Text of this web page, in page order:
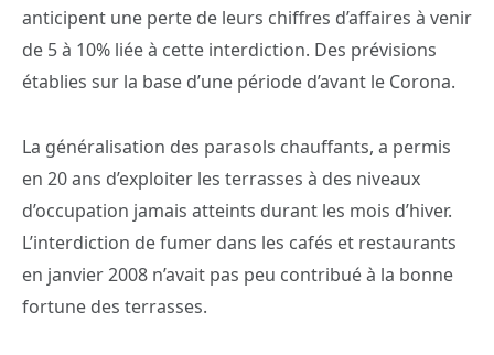
anticipent une perte de leurs chiffres d’affaires à venir
de 5 à 10% liée à cette interdiction. Des prévisions
établies sur la base d’une période d’avant le Corona.
La généralisation des parasols chauffants, a permis
en 20 ans d’exploiter les terrasses à des niveaux
d’occupation jamais atteints durant les mois d’hiver.
L’interdiction de fumer dans les cafés et restaurants
en janvier 2008 n’avait pas peu contribué à la bonne
fortune des terrasses.